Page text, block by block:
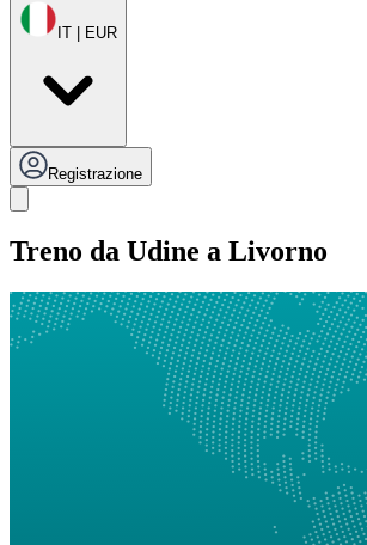
IT | EUR
Registrazione
Treno da Udine a Livorno